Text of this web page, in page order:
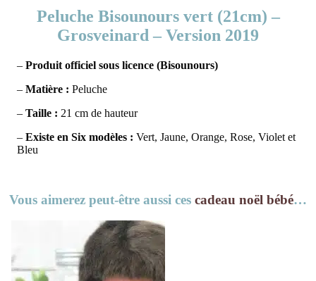
Peluche Bisounours vert (21cm) –
Grosveinard – Version 2019
– Produit officiel sous licence (Bisounours)
– Matière : Peluche
– Taille : 21 cm de hauteur
– Existe en Six modèles : Vert, Jaune, Orange, Rose, Violet et
Bleu
Vous aimerez peut-être aussi ces cadeau noël bébé…